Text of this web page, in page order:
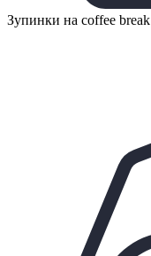
Зупинки на coffee break